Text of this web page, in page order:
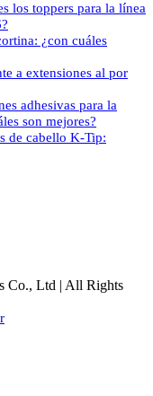
los toppers para la línea
¿con cuáles
a extensiones al por
adhesivas para la
son mejores?
de cabello K-Tip:
Co., Ltd | All Rights